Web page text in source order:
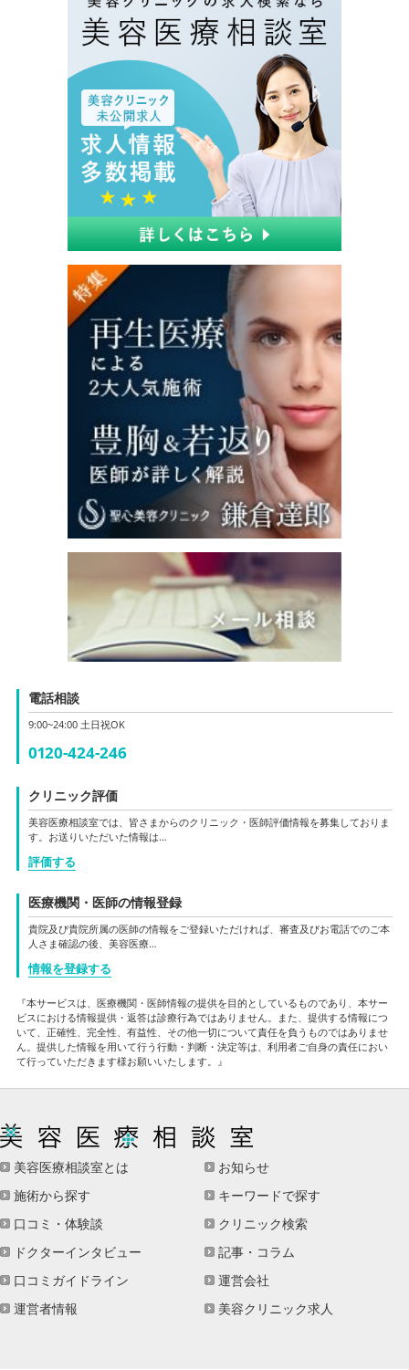
電話相談
9:00~24:00 土日祝OK
0120-424-246
クリニック評価
美容医療相談室では、皆さまからのクリニック・医師評価情報を募集しておりま
す。お送りいただいた情報は…
評価する
医療機関・医師の情報登録
貴院及び貴院所属の医師の情報をご登録いただければ、審査及びお電話でのご本
人さま確認の後、美容医療…
情報を登録する
『本サービスは、医療機関・医師情報の提供を目的としているものであり、本サー
ビスにおける情報提供・返答は診療行為ではありません。また、提供する情報につ
いて、正確性、完全性、有益性、その他一切について責任を負うものではありませ
ん。提供した情報を用いて行う行動・判断・決定等は、利用者ご自身の責任におい
て行っていただきます様お願いいたします。』
美容医療相談室とは
お知らせ
施術から探す
キーワードで探す
口コミ・体験談
クリニック検索
ドクターインタビュー
記事・コラム
口コミガイドライン
運営会社
運営者情報
美容クリニック求人